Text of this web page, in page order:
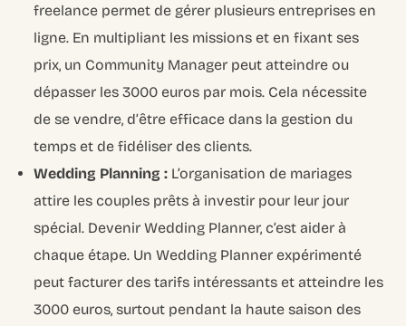
freelance permet de gérer plusieurs entreprises en
ligne. En multipliant les missions et en fixant ses
prix, un Community Manager peut atteindre ou
dépasser les 3000 euros par mois. Cela nécessite
de se vendre, d’être efficace dans la gestion du
temps et de fidéliser des clients.
Wedding Planning : L’organisation de mariages
attire les couples prêts à investir pour leur jour
spécial. Devenir Wedding Planner, c’est aider à
chaque étape. Un Wedding Planner expérimenté
peut facturer des tarifs intéressants et atteindre les
3000 euros, surtout pendant la haute saison des